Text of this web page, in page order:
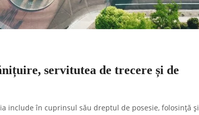
servitutea de trecere și de
include în cuprinsul său dreptul de posesie, folosință și